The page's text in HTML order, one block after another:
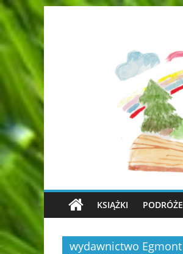
KSIĄŻKI PODRÓŻE
wydawnictwo Egmont